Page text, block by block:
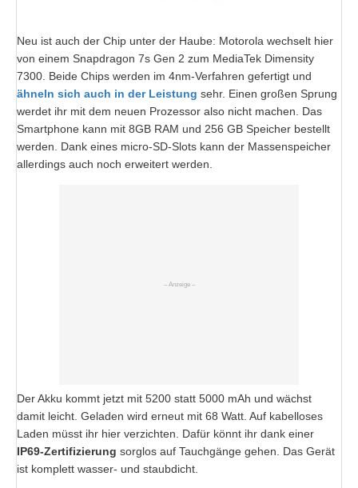
Neu ist auch der Chip unter der Haube: Motorola wechselt hier
von einem Snapdragon 7s Gen 2 zum MediaTek Dimensity
7300. Beide Chips werden im 4nm-Verfahren gefertigt und
ähneln sich auch in der Leistung sehr. Einen großen Sprung
werdet ihr mit dem neuen Prozessor also nicht machen. Das
Smartphone kann mit 8GB RAM und 256 GB Speicher bestellt
werden. Dank eines micro-SD-Slots kann der Massenspeicher
allerdings auch noch erweitert werden.
Der Akku kommt jetzt mit 5200 statt 5000 mAh und wächst
damit leicht. Geladen wird erneut mit 68 Watt. Auf kabelloses
Laden müsst ihr hier verzichten. Dafür könnt ihr dank einer
IP69-Zertifizierung sorglos auf Tauchgänge gehen. Das Gerät
ist komplett wasser- und staubdicht.